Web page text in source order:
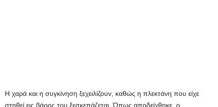
Η χαρά και η συγκίνηση ξεχειλίζουν, καθώς η πλεκτάνη που είχε
στηθεί εις βάρος του ξεσκεπάζεται. Όπως αποδείχθηκε, ο